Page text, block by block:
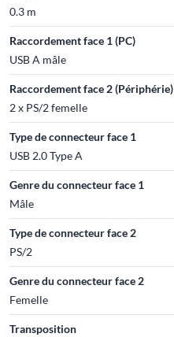
0.3 m
Raccordement face 1 (PC)
USB A mâle
Raccordement face 2 (Périphérie)
2 x PS/2 femelle
Type de connecteur face 1
USB 2.0 Type A
Genre du connecteur face 1
Mâle
Type de connecteur face 2
PS/2
Genre du connecteur face 2
Femelle
Transposition